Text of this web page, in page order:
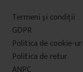
Termeni şi condiţii
GDPR
Politica de cookie-uri
Politica de retur